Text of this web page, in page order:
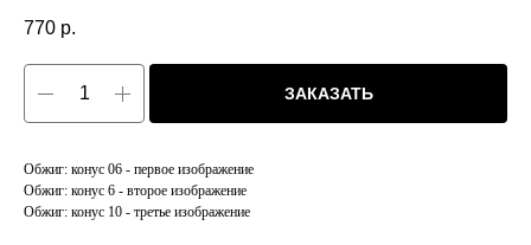
770 р.
ЗАКАЗАТЬ
Обжиг: конус 06 - первое изображение
Обжиг: конус 6 - второе изображение
Обжиг: конус 10 - третье изображение